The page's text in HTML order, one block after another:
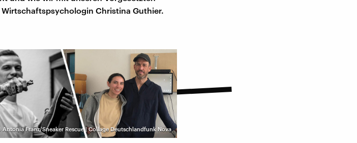
Christina Guthier.
Antonia Franz/Sneaker Rescue | Collage Deutschlandfunk Nova